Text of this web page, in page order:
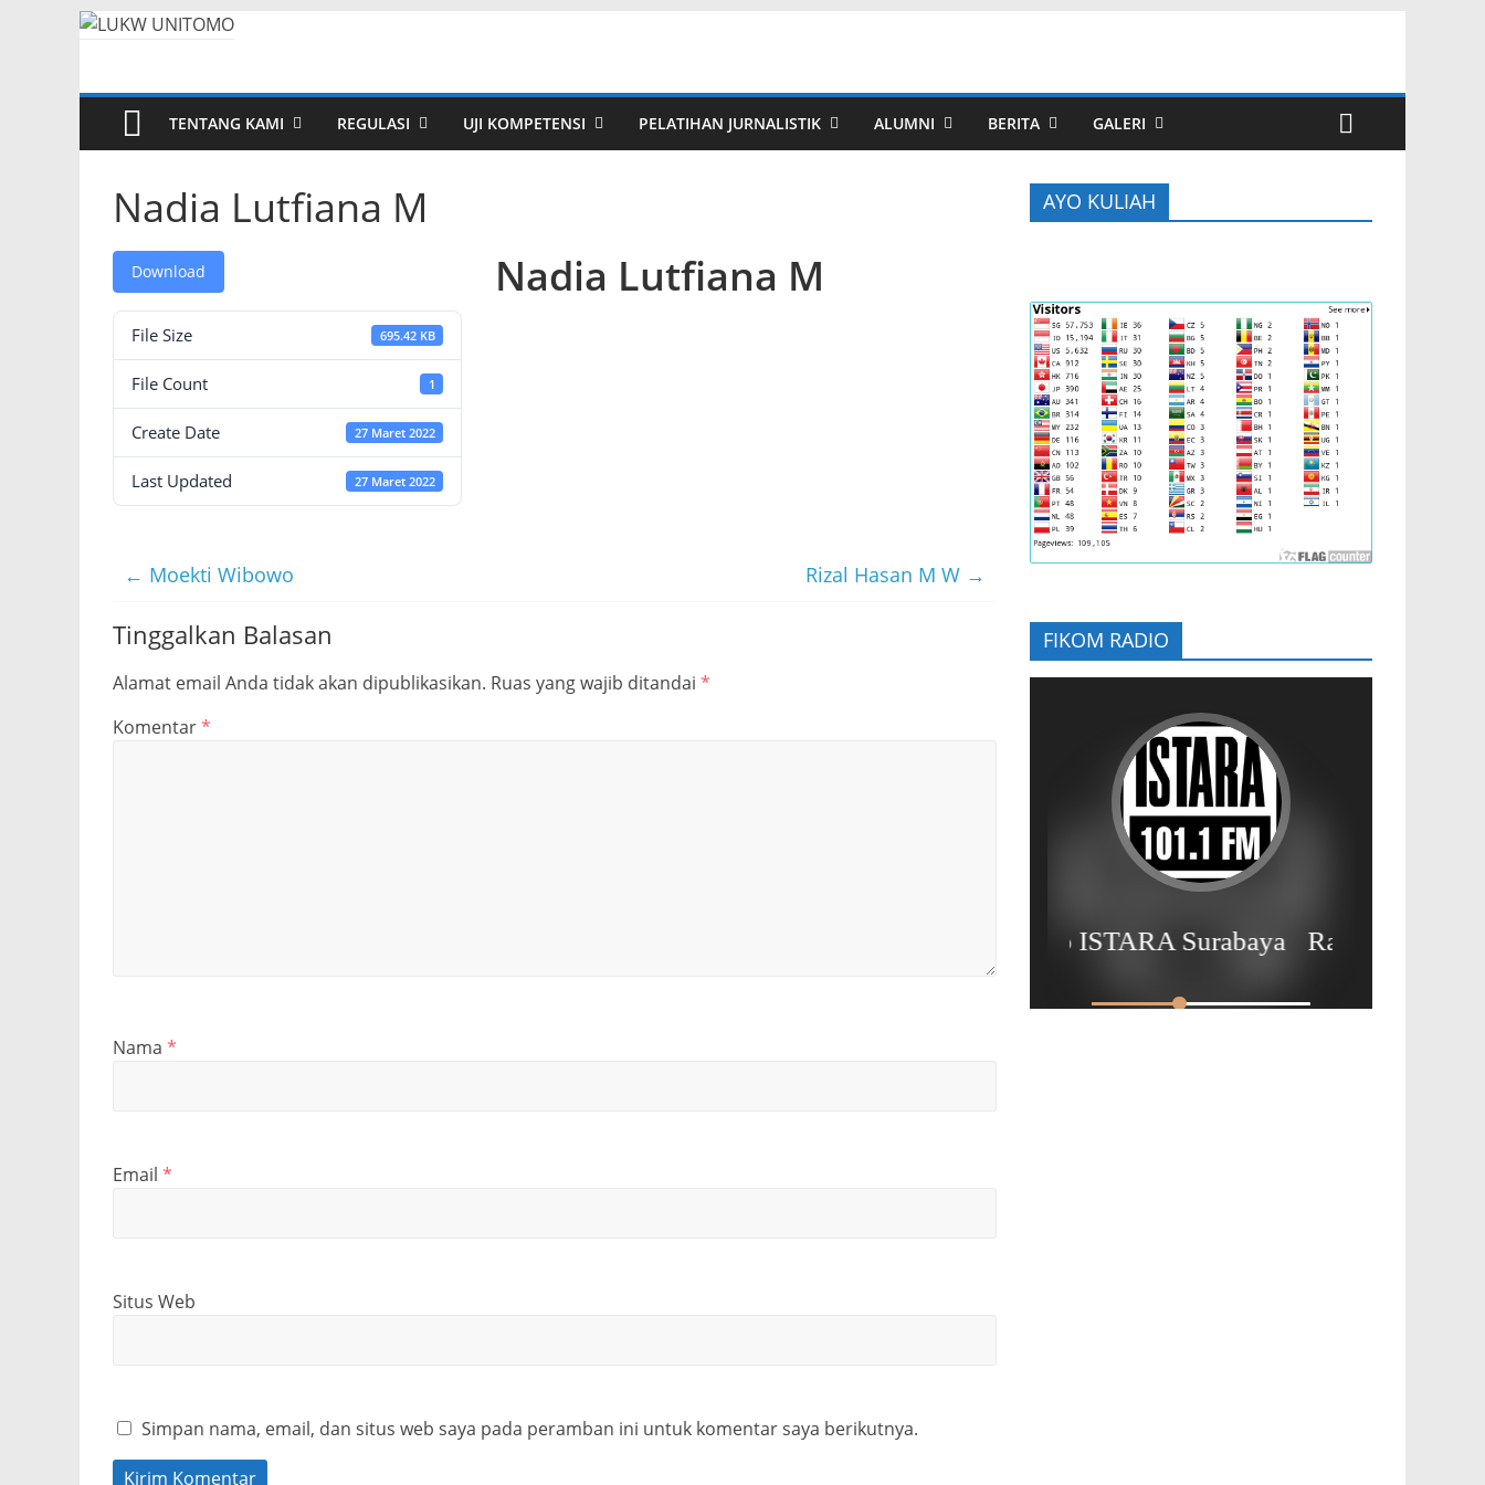
TENTANG KAMI REGULASI UJI KOMPETENSI PELATIHAN JURNALISTIK ALUMNI BERITA GALERI
Nadia Lutfiana M
Download
File Size 695.42 KB
File Count 1
Create Date 27 Maret 2022
Last Updated 27 Maret 2022
Nadia Lutfiana M
← Moekti Wibowo Rizal Hasan M W →
Tinggalkan Balasan
Alamat email Anda tidak akan dipublikasikan. Ruas yang wajib ditandai *
Komentar*
Nama *
Email *
Situs Web
Simpan nama, email, dan situs web saya pada peramban ini untuk komentar saya berikutnya.
AYO KULIAH
FIKOM RADIO